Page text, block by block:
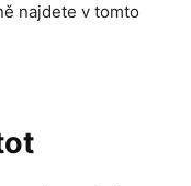
najdete v tomto